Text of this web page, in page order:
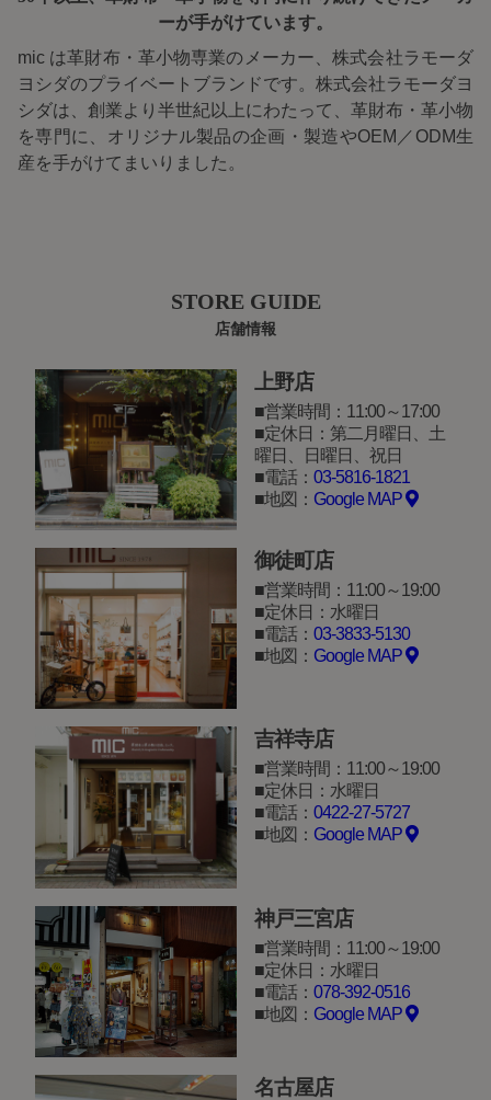
ーが手がけています。
mic は革財布・革小物専業のメーカー、株式会社ラモーダ
ヨシダのプライベートブランドです。株式会社ラモーダヨ
シダは、創業より半世紀以上にわたって、革財布・革小物
を専門に、オリジナル製品の企画・製造やOEM／ODM生
産を手がけてまいりました。
STORE GUIDE
店舗情報
上野店
営業時間：11:00～17:00
定休日：第二月曜日、土
曜日、日曜日、祝日
電話： 03-5816-1821
地図： Google MAP
御徒町店
営業時間：11:00～19:00
定休日：水曜日
電話： 03-3833-5130
地図： Google MAP
吉祥寺店
営業時間：11:00～19:00
定休日：水曜日
電話： 0422-27-5727
地図： Google MAP
神戸三宮店
営業時間：11:00～19:00
定休日：水曜日
電話： 078-392-0516
地図： Google MAP
名古屋店